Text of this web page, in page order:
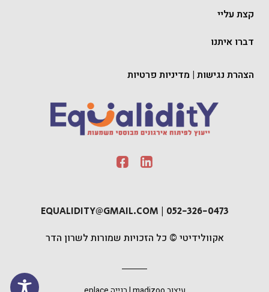
קצת עליי
דברו איתנו
הצהרת נגישות | מדיניות פרטיות
EQUALIDITY@GMAIL.COM | 052-326-0473
אקוולידיטי © כל הזכויות שמורות לשרון הדר